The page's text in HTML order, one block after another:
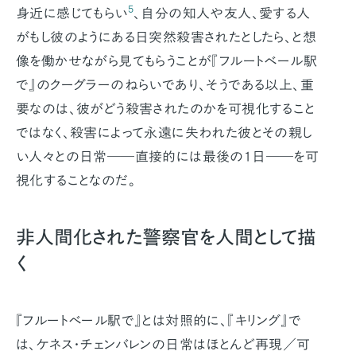
身近に感じてもらい5、自分の知人や友人、愛する人
がもし彼のようにある日突然殺害されたとしたら、と想
像を働かせながら見てもらうことが『フルートベール駅
で』のクーグラーのねらいであり、そうである以上、重
要なのは、彼がどう殺害されたのかを可視化すること
ではなく、殺害によって永遠に失われた彼とその親し
い人々との日常――直接的には最後の1日――を可
視化することなのだ。
非人間化された警察官を人間として描
く
『フルートベール駅で』とは対照的に、『キリング』で
は、ケネス・チェンバレンの日常はほとんど再現／可